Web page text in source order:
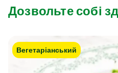
Дозвольте собі
Вегетаріанський